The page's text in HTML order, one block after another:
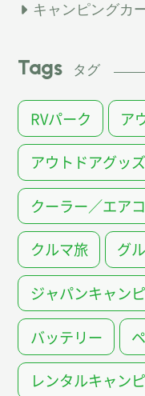
キャンピングカ
Tags タグ
RVパーク ア
アウトドアグッズ
クーラー／エア
クルマ旅 グ
ジャパンキャン
バッテリー
レンタルキャン